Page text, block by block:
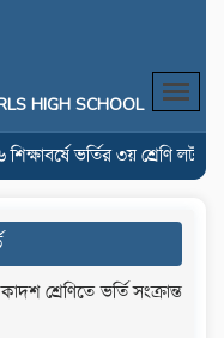
HIGH SCHOOL
ভর্তির ৩য় শ্রেণি
শ্রেণিতে ভর্তি সংক্রান্ত